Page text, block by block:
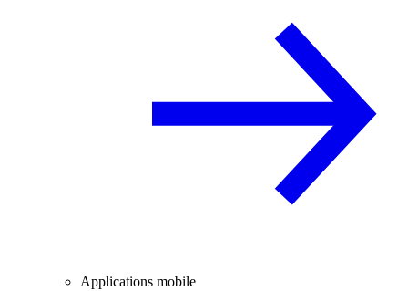
Applications mobile